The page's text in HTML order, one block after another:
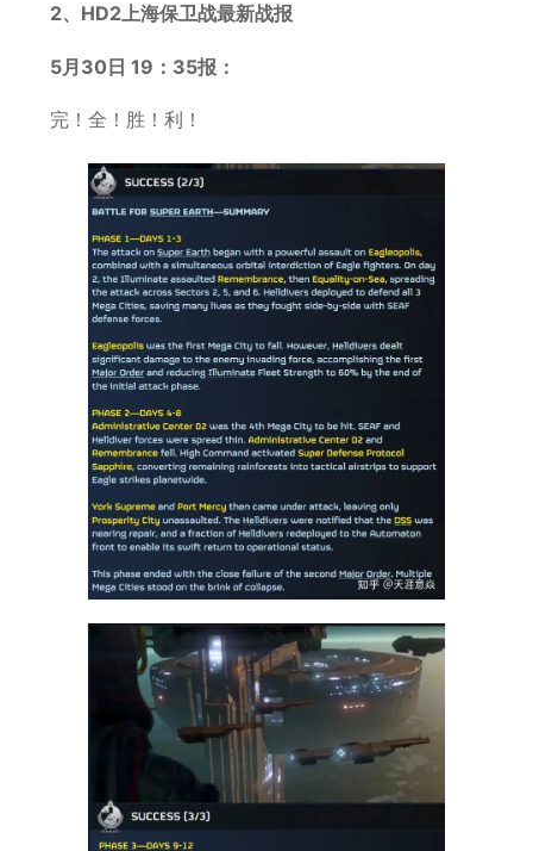
2、HD2上海保卫战最新战报
5月30日 19：35报：
完！全！胜！利！